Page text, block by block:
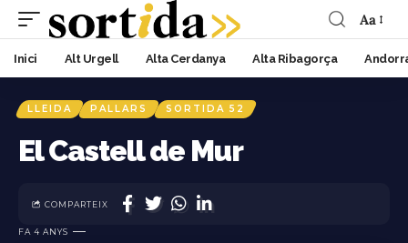
Aa
Inici Alt Urgell Alta Cerdanya Alta Ribagorça
LLEIDA PALLARS SORTIDA 52
El Castell de Mur
FA 4 ANYS
COMPARTEIX